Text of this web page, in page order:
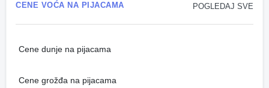
POGLEDAJ SVE
CENE VOĆA NA PIJACAMA
Cene dunje na pijacama
Cene grožđa na pijacama